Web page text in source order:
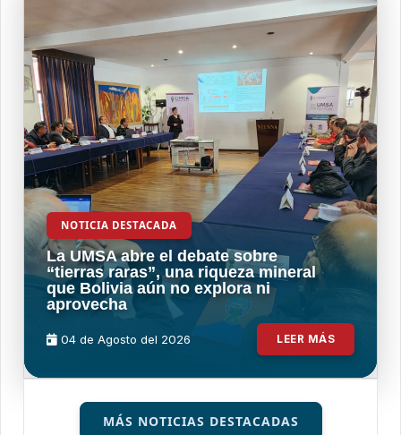
NOTICIA DESTACADA
La UMSA abre el debate sobre
“tierras raras”, una riqueza mineral
que Bolivia aún no explora ni
aprovecha
04 de Agosto del 2026 LEER MÁS
MÁS NOTICIAS DESTACADAS